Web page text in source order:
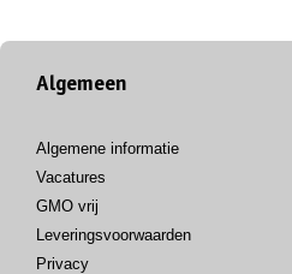
Algemeen
Algemene informatie
Vacatures
GMO vrij
Leveringsvoorwaarden
Privacy